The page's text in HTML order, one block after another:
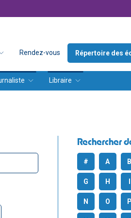
Rendez-vous Répertoire des
Libraire
Rechercher
# A B
G H
N O P